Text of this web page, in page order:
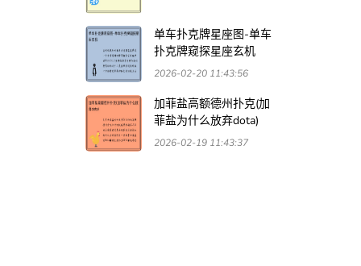
单车扑克牌星座图-单车
扑克牌窥探星座玄机
2026-02-20 11:43:56
加菲盐高额德州扑克(加
菲盐为什么放弃dota)
2026-02-19 11:43:37